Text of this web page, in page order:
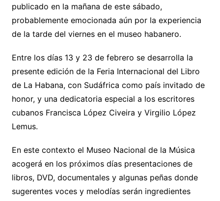
publicado en la mañana de este sábado,
probablemente emocionada aún por la experiencia
de la tarde del viernes en el museo habanero.
Entre los días 13 y 23 de febrero se desarrolla la
presente edición de la Feria Internacional del Libro
de La Habana, con Sudáfrica como país invitado de
honor, y una dedicatoria especial a los escritores
cubanos Francisca López Civeira y Virgilio López
Lemus.
En este contexto el Museo Nacional de la Música
acogerá en los próximos días presentaciones de
libros, DVD, documentales y algunas peñas donde
sugerentes voces y melodías serán ingredientes